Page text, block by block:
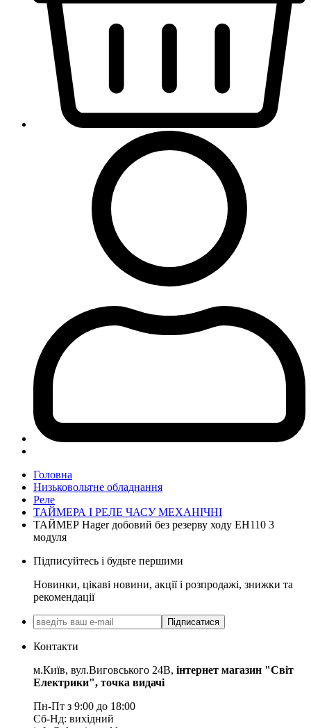
Головна
Низьковольтне обладнання
Реле
ТАЙМЕРА І РЕЛЕ ЧАСУ МЕХАНІЧНІ
ТАЙМЕР Hager добовий без резерву ходу EH110 3
модуля
Підписуйтесь і будьте першими
Новинки, цікаві новини, акції і розпродажі, знижки та
рекомендації
Підписатися
Контакти
м.Київ, вул.Виговського 24В, інтернет магазин "Світ
Електрики", точка видачі
Пн-Пт з 9:00 до 18:00
Сб-Нд: вихідний